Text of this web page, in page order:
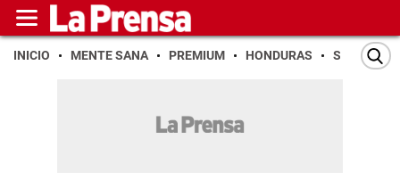
INICIO MENTE SANA PREMIUM HONDURAS SAN PEDRO